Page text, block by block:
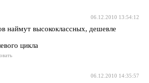
06.12.2010 13:54:12
наймут высококлассных, дешевле
цикла
06.12.2010 14:35:57